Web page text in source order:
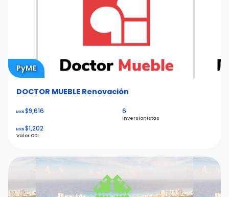
PyME
DOCTOR MUEBLE Renovación
MXN$9,616 6
Inversionistas
MXN$1,202
Valor ODI